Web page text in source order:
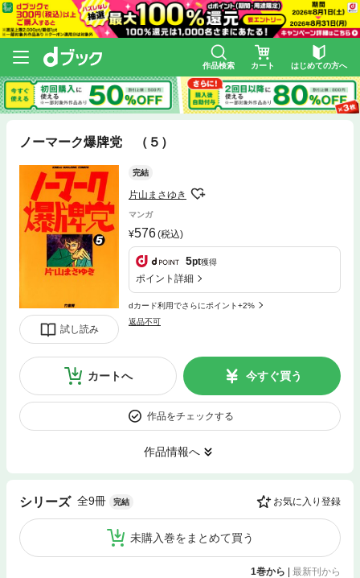
作品検索 カート はじめての方へ
ノーマーク爆牌党 （５）
試し読み
完結
片山まさゆき
マンガ
576(税込)
5pt獲得
ポイント詳細
dカード利用でさらにポイント+2%
返品不可
カートへ 今すぐ買う
作品をチェックする
作品情報へ
シリーズ 全9冊 完結 お気に入り登録
未購入巻をまとめて買う
1巻から | 最新刊から